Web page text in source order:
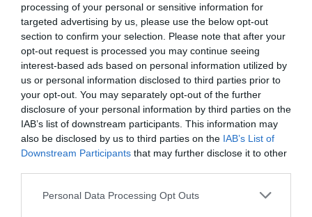
processing of your personal or sensitive information for
targeted advertising by us, please use the below opt-out
section to confirm your selection. Please note that after your
opt-out request is processed you may continue seeing
interest-based ads based on personal information utilized by
us or personal information disclosed to third parties prior to
your opt-out. You may separately opt-out of the further
disclosure of your personal information by third parties on the
IAB’s list of downstream participants. This information may
also be disclosed by us to third parties on the IAB’s List of
Downstream Participants that may further disclose it to other
Please note that this website/app uses one or more Google
Personal Data Processing Opt Outs
Η «τρίφυλλη» 18άδα που έγραψε
ιστορία και «πρασίνισε» το ΣΕΦ!
Η μεγαλύτερη «πράσινη» αποστολή στα τμήματα ΑμεΑ του
Παναθηναϊκού πραγματοποιήθηκε αυτό το διήμερο στο
ΣΕΦ και το τμήμα πινγκ πονγκ του Συλλόγου έκανε αυτό το
ξεχωριστό ρεκόρ συμμετοχών. «Πράσινο» ρεκόρ και στα